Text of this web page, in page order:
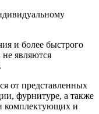
и более быстрого
не являются
от представленных
фурнитуре, а также
комплектующих и